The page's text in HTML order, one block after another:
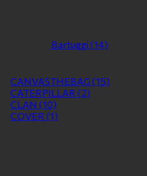
Bartuggi (14)
CANVASTHEBAG (15)
CATERPILLAR (2)
CLAN (10)
COVER (1)